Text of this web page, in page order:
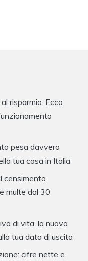
risparmio. Ecco
pesa davvero
tua casa in Italia
censimento
multe dal 30
di vita, la nuova
tua data di uscita
cifre nette e